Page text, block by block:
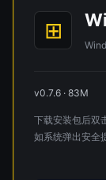
⊞
v0.7.6 · 83M
下载安装包后双
如系统弹出安全